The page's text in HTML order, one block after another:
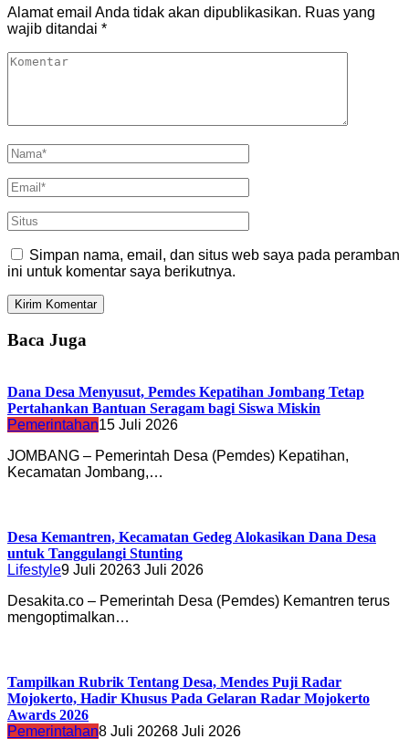
Alamat email Anda tidak akan dipublikasikan. Ruas yang
wajib ditandai *
Simpan nama, email, dan situs web saya pada peramban
ini untuk komentar saya berikutnya.
Baca Juga
Dana Desa Menyusut, Pemdes Kepatihan Jombang Tetap
Pertahankan Bantuan Seragam bagi Siswa Miskin
Pemerintahan15 Juli 2026
JOMBANG – Pemerintah Desa (Pemdes) Kepatihan,
Kecamatan Jombang,…
Desa Kemantren, Kecamatan Gedeg Alokasikan Dana Desa
untuk Tanggulangi Stunting
Lifestyle9 Juli 20263 Juli 2026
Desakita.co – Pemerintah Desa (Pemdes) Kemantren terus
mengoptimalkan…
Tampilkan Rubrik Tentang Desa, Mendes Puji Radar
Mojokerto, Hadir Khusus Pada Gelaran Radar Mojokerto
Awards 2026
Pemerintahan8 Juli 20268 Juli 2026